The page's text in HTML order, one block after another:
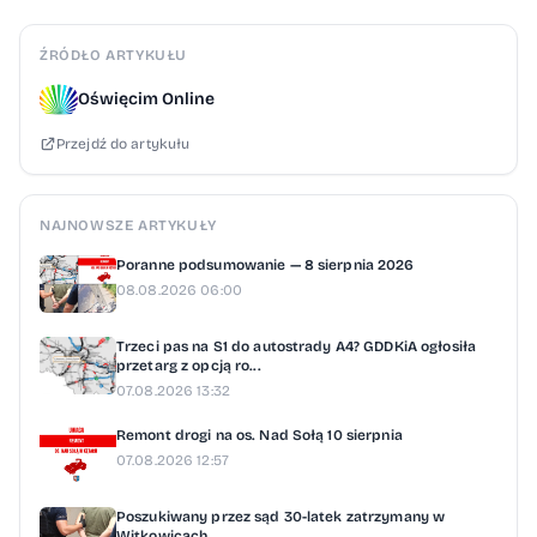
zatrzymują się normalnie na wszystkich
stacjach i przystankach. Udało się niemal
całkowicie uniknąć pomijania przystanków
— problemu, który uprzykrzał życie
pasażerom we wcześniejszych etapach
modernizacji. Wyjątkiem pozostaje
przebudowywana stacja Kraków Batowice.
Zamiast niej funkcjonuje przystanek
bezpośrednim sąsiedztwie. Odwołane
pociągi — pełna lista zastępczej komunikacji
autobusowej Odwołanych zostaje 13
pociągów KMŁ: 8 na trasie Kraków Główny –
Sędziszów. W ich miejsce uruchomiona
ŹRÓDŁO ARTYKUŁU
Oświęcim Online
Przejdź do artykułu
NAJNOWSZE ARTYKUŁY
Poranne podsumowanie — 8 sierpnia 2026
08.08.2026 06:00
Trzeci pas na S1 do autostrady A4? GDDKiA ogłosiła
przetarg z opcją ro...
07.08.2026 13:32
Remont drogi na os. Nad Sołą 10 sierpnia
07.08.2026 12:57
Poszukiwany przez sąd 30-latek zatrzymany w